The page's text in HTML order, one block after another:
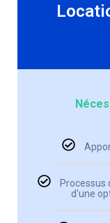
Processus
d'une